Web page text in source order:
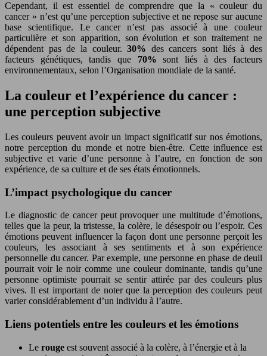
Cependant, il est essentiel de comprendre que la « couleur du
cancer » n’est qu’une perception subjective et ne repose sur aucune
base scientifique. Le cancer n’est pas associé à une couleur
particulière et son apparition, son évolution et son traitement ne
dépendent pas de la couleur.30% des cancers sont liés à des
facteurs génétiques, tandis que 70%sont liés à des facteurs
environnementaux, selon l’Organisation mondiale de la santé.
La couleur et l’expérience du cancer :
une perception subjective
Les couleurs peuvent avoir un impact significatif sur nos émotions,
notre perception du monde et notre bien-être. Cette influence est
subjective et varie d’une personne à l’autre, en fonction de son
expérience, de sa culture et de ses états émotionnels.
L’impact psychologique du cancer
Le diagnostic de cancer peut provoquer une multitude d’émotions,
telles que la peur, la tristesse, la colère, le désespoir ou l’espoir. Ces
émotions peuvent influencer la façon dont une personne perçoit les
couleurs, les associant à ses sentiments et à son expérience
personnelle du cancer. Par exemple, une personne en phase de deuil
pourrait voir le noir comme une couleur dominante, tandis qu’une
personne optimiste pourrait se sentir attirée par des couleurs plus
vives. Il est important de noter que la perception des couleurs peut
varier considérablement d’un individu à l’autre.
Liens potentiels entre les couleurs et les émotions
Le rouge est souvent associé à la colère, à l’énergie et à la